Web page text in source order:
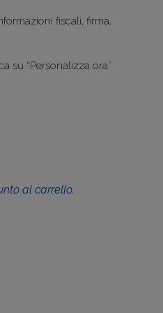
fiscali, firma,
su “Personalizza ora”
al carrello.